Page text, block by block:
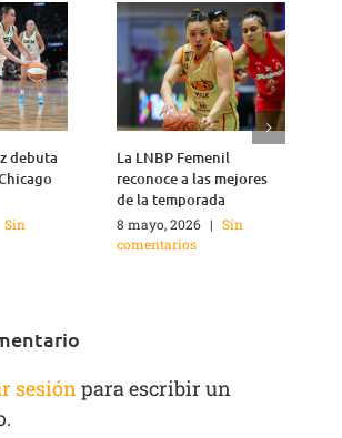
debuta
Sin
La LNBP Femenil
reconoce a las mejores
de la temporada
8 mayo, 2026 | Sin
comentarios
sesiónpara escribir un